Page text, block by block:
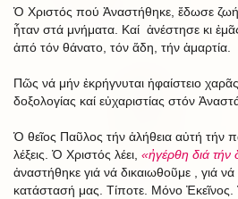
Ὁ Χριστός πού Ἀναστήθηκε, ἔδωσε
ἦταν στά μνήματα. Καί ἀνέστησε κι
ἀπό τόν θάνατο, τόν ἅδη, τήν ἁμαρτία.
Πῶς νά μήν ἐκρήγνυται ἡφαίστειο
δοξολογίας καί εὐχαριστίας στόν
Ὁ θεῖος Παῦλος τήν ἀλήθεια αὐτή τήν
λέξεις. Ὁ Χριστός λέει, «ἠγέρθη διά τήν
ἀναστήθηκε γιά νά δικαιωθοῦμε , γιά
κατάστασή μας. Τίποτε. Μόνο Ἐκεῖνος.